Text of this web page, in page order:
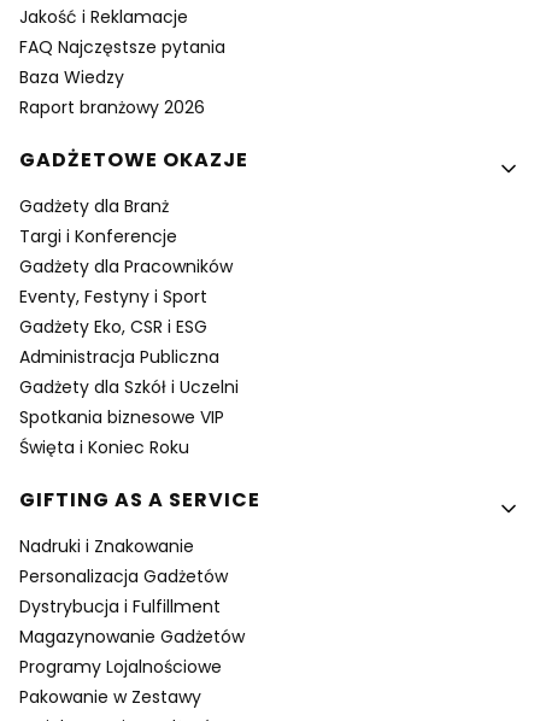
Jakość i Reklamacje
FAQ Najczęstsze pytania
Baza Wiedzy
Raport branżowy 2026
GADŻETOWE OKAZJE
Gadżety dla Branż
Targi i Konferencje
Gadżety dla Pracowników
Eventy, Festyny i Sport
Gadżety Eko, CSR i ESG
Administracja Publiczna
Gadżety dla Szkół i Uczelni
Spotkania biznesowe VIP
Święta i Koniec Roku
GIFTING AS A SERVICE
Nadruki i Znakowanie
Personalizacja Gadżetów
Dystrybucja i Fulfillment
Magazynowanie Gadżetów
Programy Lojalnościowe
Pakowanie w Zestawy